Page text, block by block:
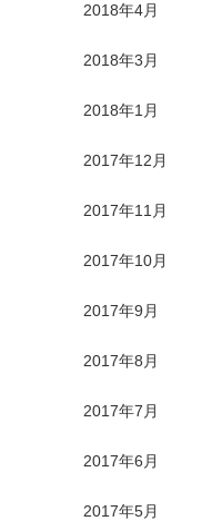
2018年4月
2018年3月
2018年1月
2017年12月
2017年11月
2017年10月
2017年9月
2017年8月
2017年7月
2017年6月
2017年5月